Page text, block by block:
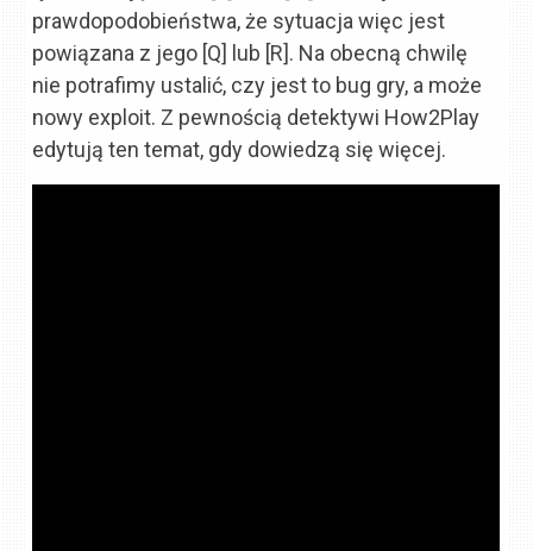
prawdopodobieństwa, że sytuacja więc jest
powiązana z jego [Q] lub [R]. Na obecną chwilę
nie potrafimy ustalić, czy jest to bug gry, a może
nowy exploit. Z pewnością detektywi How2Play
edytują ten temat, gdy dowiedzą się więcej.